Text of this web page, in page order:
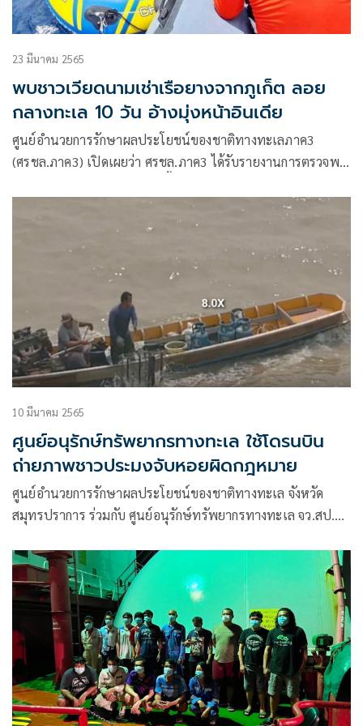
23 มีนาคม 2565
พบชาวเวียดนามเช่าเรือยางจากภูเก็ต ลอย
กลางทะเล 10 วัน อ้างมุ่งหน้าอินเดีย
ศูนย์อำนวยการรักษาผลประโยชน์ของชาติทางทะเลภาค3
(ศรชล.ภาค3) เปิดเผยว่า ศรชล.ภาค3 ได้รับรายงานการตรวจพบ
ควบคุมการแจ้งเรือเข้า-ออก พังงา ได้รับแจ้งจาก เรือประมง ชื่อ ต
เพชรรุ่งเรือง ว่าพบบุคคลไม่ทราบสัญชาติ
10 มีนาคม 2565
ศูนย์อนุรักษ์ทรัพยากรทางทะเล ใช้โดรนบิน
ถ่ายภาพชาวประมงจับหอยผิดกฎหมาย
ศูนย์อำนวยการรักษาผลประโยชน์ของชาติทางทะเล จังหวัด
สมุทรปราการ ร่วมกับ ศูนย์อนุรักษ์ทรัพยากรทางทะเล จว.สป.
คลองบางเสาธง ใช้อุปกรณ์ Drone ขึ้นบินสำรวจทางอากาศ